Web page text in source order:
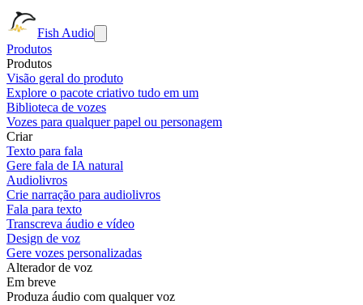
Fish Audio
Produtos
Produtos
Visão geral do produto
Explore o pacote criativo tudo em um
Biblioteca de vozes
Vozes para qualquer papel ou personagem
Criar
Texto para fala
Gere fala de IA natural
Audiolivros
Crie narração para audiolivros
Fala para texto
Transcreva áudio e vídeo
Design de voz
Gere vozes personalizadas
Alterador de voz
Em breve
Produza áudio com qualquer voz